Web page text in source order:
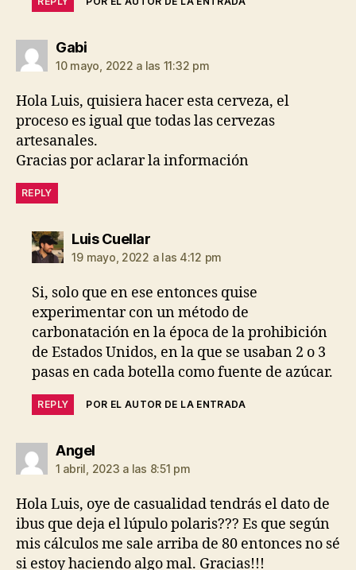
Gabidice:
10 mayo, 2022 a las 11:32 pm
Hola Luis, quisiera hacer esta cerveza, el
proceso es igual que todas las cervezas
artesanales.
Gracias por aclarar la información
REPLY
Luis Cuellardice:
19 mayo, 2022 a las 4:12 pm
Si, solo que en ese entonces quise
experimentar con un método de
carbonatación en la época de la prohibición
de Estados Unidos, en la que se usaban 2 o 3
pasas en cada botella como fuente de azúcar.
REPLY POR EL AUTOR DE LA ENTRADA
Angeldice:
1 abril, 2023 a las 8:51 pm
Hola Luis, oye de casualidad tendrás el dato de
ibus que deja el lúpulo polaris??? Es que según
mis cálculos me sale arriba de 80 entonces no sé
si estoy haciendo algo mal. Gracias!!!